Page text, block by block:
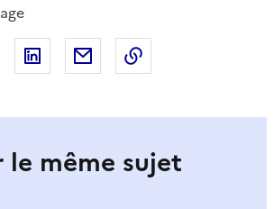
sur Facebook
Partager sur XPartager sur LinkedIn
Partager par email
le même sujet